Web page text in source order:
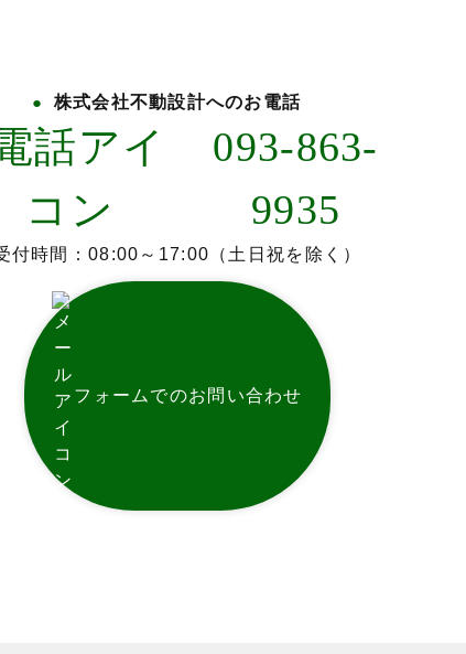
株式会社不動設計へのお電話
093-863-
9935
付時間：08:00～17:00（土日祝を除く）
フォームでのお問い合わせ